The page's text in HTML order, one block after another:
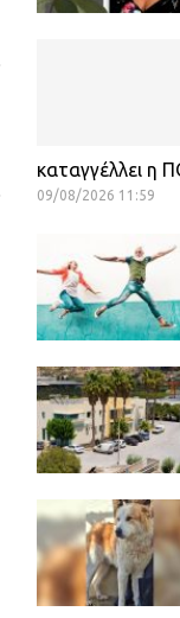
καταγγέλλει η
09/08/2026 11:59